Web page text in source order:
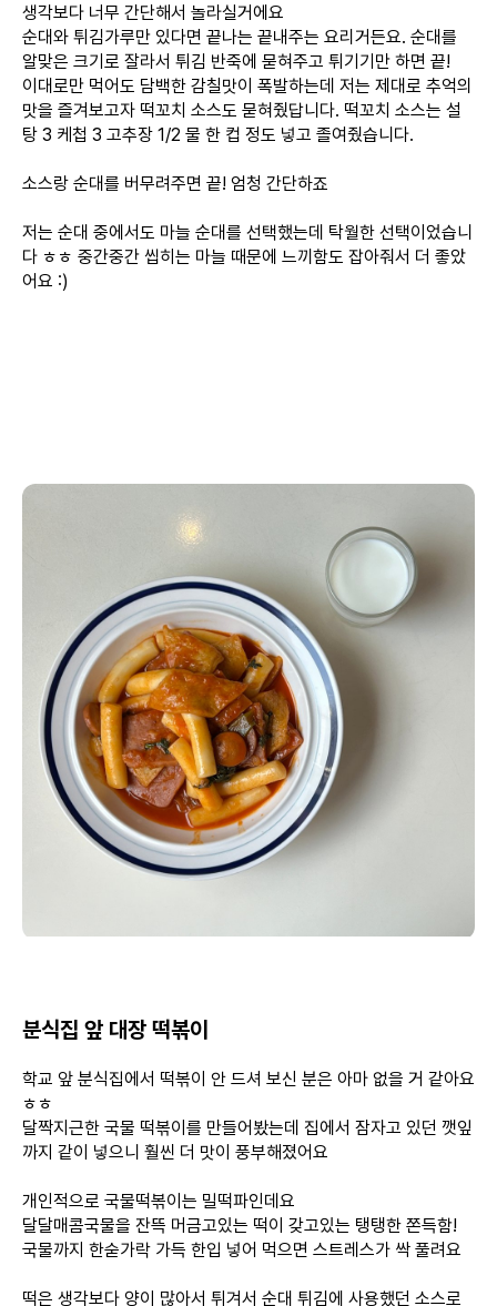
생각보다 너무 간단해서 놀라실거에요
순대와 튀김가루만 있다면 끝나는 끝내주는 요리거든요. 순대를
알맞은 크기로 잘라서 튀김 반죽에 묻혀주고 튀기기만 하면 끝!
이대로만 먹어도 담백한 감칠맛이 폭발하는데 저는 제대로 추억의
맛을 즐겨보고자 떡꼬치 소스도 묻혀줬답니다. 떡꼬치 소스는 설
탕 3 케첩 3 고추장 1/2 물 한 컵 정도 넣고 졸여줬습니다.
소스랑 순대를 버무려주면 끝! 엄청 간단하죠
저는 순대 중에서도 마늘 순대를 선택했는데 탁월한 선택이었습니
다 ㅎㅎ 중간중간 씹히는 마늘 때문에 느끼함도 잡아줘서 더 좋았
어요 :)
분식집 앞 대장 떡볶이
학교 앞 분식집에서 떡볶이 안 드셔 보신 분은 아마 없을 거 같아요
ㅎㅎ
달짝지근한 국물 떡볶이를 만들어봤는데 집에서 잠자고 있던 깻잎
까지 같이 넣으니 훨씬 더 맛이 풍부해졌어요
개인적으로 국물떡볶이는 밀떡파인데요
달달매콤국물을 잔뜩 머금고있는 떡이 갖고있는 탱탱한 쫀득함!
국물까지 한숟가락 가득 한입 넣어 먹으면 스트레스가 싹 풀려요
떡은 생각보다 양이 많아서 튀겨서 순대 튀김에 사용했던 소스로